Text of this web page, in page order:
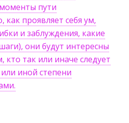
пути
как проявляет себя ум,
и заблуждения, какие
они будут интересны
так или иначе следует
иной степени